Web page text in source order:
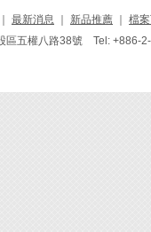
最新消息 新品推薦
檔
區五權八路38號 Tel: